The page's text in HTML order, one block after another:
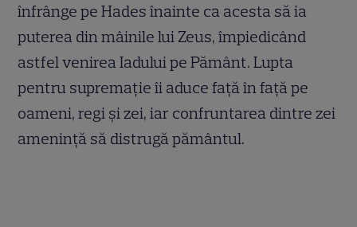
înfrânge pe Hades înainte ca acesta să ia
puterea din mâinile lui Zeus, împiedicând
astfel venirea Iadului pe Pământ. Lupta
pentru supremație îi aduce față în față pe
oameni, regi și zei, iar confruntarea dintre zei
amenință să distrugă pământul.